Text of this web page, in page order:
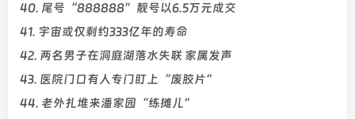
40. 尾号“888888”靓号以6.5万元成交
41. 宇宙或仅剩约333亿年的寿命
42. 两名男子在洞庭湖落水失联 家属发声
43. 医院门口有人专门盯上“废胶片”
44. 老外扎堆来潘家园“练摊儿”